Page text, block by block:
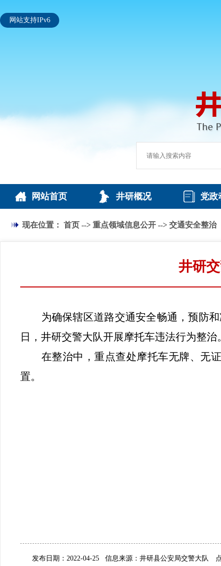
网站支持IPv6
网站首页 井研概况 党政
现在位置： 首页 --> 重点领域信息公开 --> 交通安全整治
井研
为确保辖区道路交通安全畅通，预防
日，井研交警大队开展摩托车违法行为整治
在整治中，重点查处摩托车无牌、无
置。
发布日期：2022-04-25 信息来源：井研县公安局交警大队 点